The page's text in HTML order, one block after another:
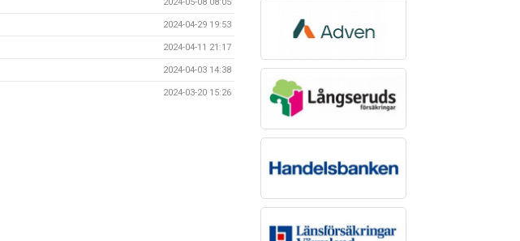
2024-04-29 19:53
2024-04-11 21:17
2024-04-03 14:38
2024-03-20 15:26